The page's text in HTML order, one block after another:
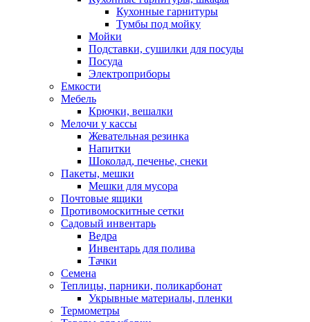
Кухонные гарнитуры
Тумбы под мойку
Мойки
Подставки, сушилки для посуды
Посуда
Электроприборы
Емкости
Мебель
Крючки, вешалки
Мелочи у кассы
Жевательная резинка
Напитки
Шоколад, печенье, снеки
Пакеты, мешки
Мешки для мусора
Почтовые ящики
Противомоскитные сетки
Садовый инвентарь
Ведра
Инвентарь для полива
Тачки
Семена
Теплицы, парники, поликарбонат
Укрывные материалы, пленки
Термометры